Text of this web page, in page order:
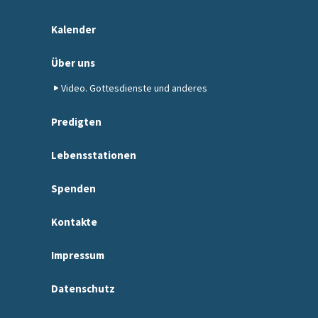
Kalender
Über uns
Video. Gottesdienste und anderes
Predigten
Lebensstationen
Spenden
Kontakte
Impressum
Datenschutz